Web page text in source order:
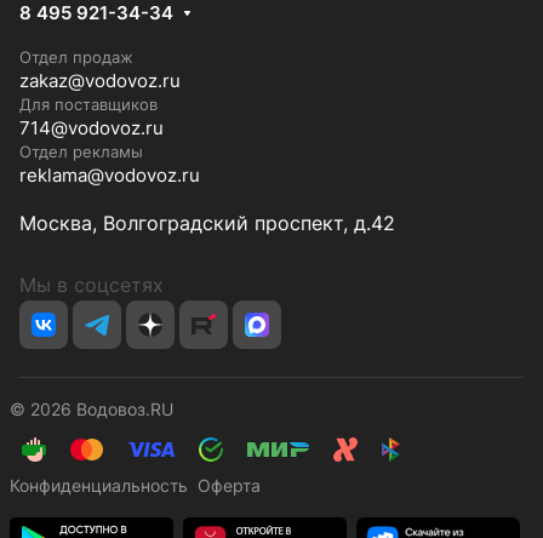
8 495 921-34-34
Отдел продаж
zakaz@vodovoz.ru
Для поставщиков
714@vodovoz.ru
Отдел рекламы
reklama@vodovoz.ru
Москва, Волгоградский проспект, д.42
Мы в соцсетях
© 2026 Водовоз.RU
Конфиденциальность Оферта